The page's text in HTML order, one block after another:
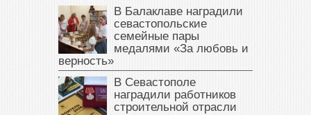
В Балаклаве наградили
севастопольские
семейные пары
медалями «За любовь и
верность»
В Севастополе
наградили работников
строительной отрасли